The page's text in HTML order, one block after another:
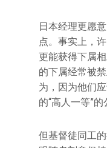
日本经理更愿
点。事实上，
更能获得下属
的下属经常被
为，因为他们
的“高人一等”的
但基督徒同工